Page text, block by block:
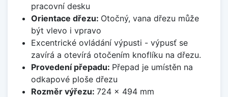
pracovní desku
Orientace dřezu: Otočný, vana dřezu může
být vlevo i vpravo
Excentrické ovládání výpusti - výpusť se
zavírá a otevírá otočením knoflíku na dřezu.
Provedení přepadu: Přepad je umístěn na
odkapové ploše dřezu
Rozměr výřezu: 724 x 494 mm